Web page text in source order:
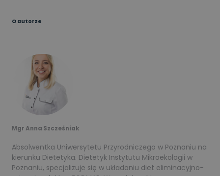
O autorze
Mgr Anna Szcześniak
Absolwentka Uniwersytetu Przyrodniczego w Poznaniu na
kierunku Dietetyka. Dietetyk Instytutu Mikroekologii w
Poznaniu, specjalizuje się w układaniu diet eliminacyjno-